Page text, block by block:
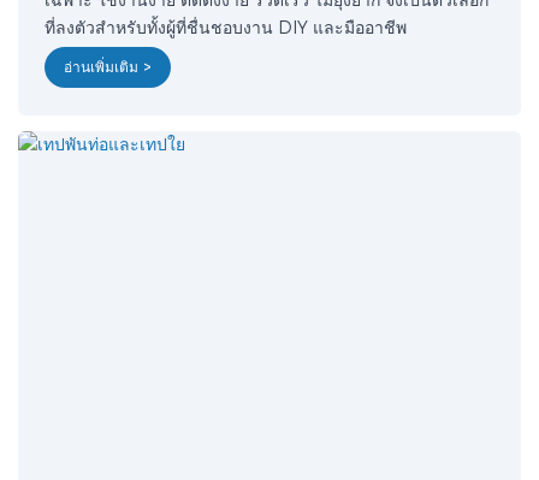
ที่ลงตัวสำหรับทั้งผู้ที่ชื่นชอบงาน DIY และมืออาชีพ
อ่านเพิ่มเติม >